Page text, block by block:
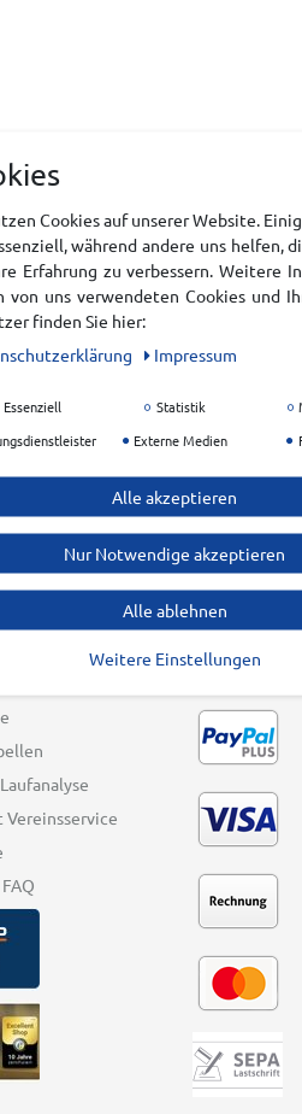
EINFACHER
Vereinsservice
Cookies auf unserer Website.
während andere uns helfen,
Erfahrung zu verbessern. Weitere
von uns verwendeten Cookies und
finden Sie hier:
Impressum
Essenziell Statistik
Externe Medien
Alle akzeptieren
Nur Notwendige akzeptieren
Alle ablehnen
Weitere Einstellungen